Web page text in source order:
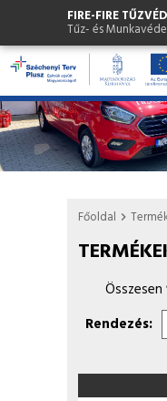
FIRE-FIRE
Tűz- és
Főoldal chevron_right
Összesen
Rendezés: